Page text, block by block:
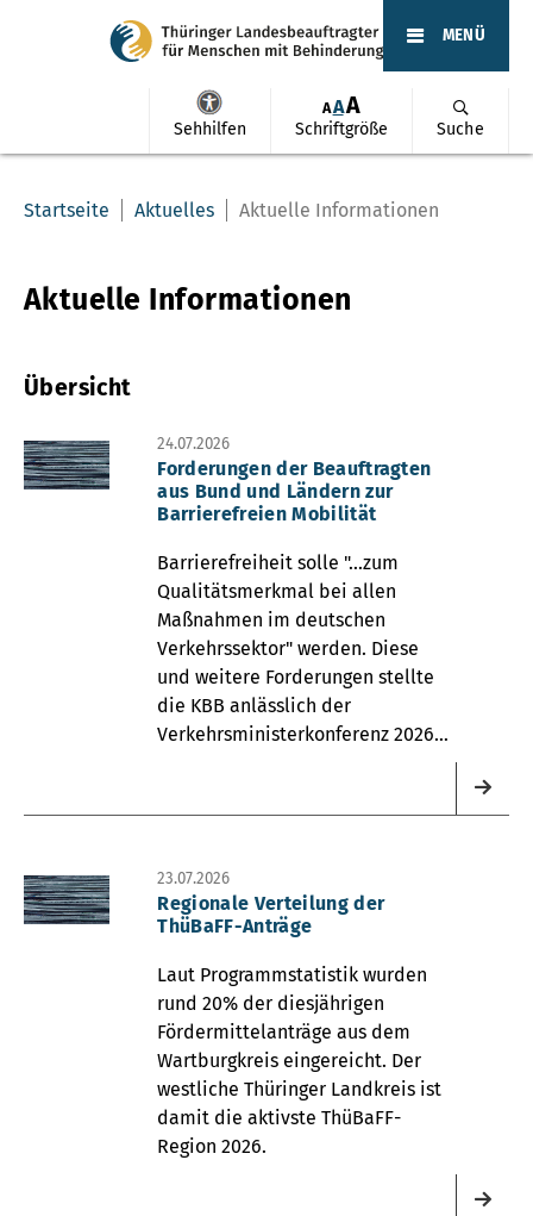
Sehhilfen
AAA
Schriftgröße Suche
MENÜ
Startseite Aktuelles Aktuelle Informationen
Aktuelle Informationen
Übersicht
24.07.2026
Forderungen der Beauftragten
aus Bund und Ländern zur
Barrierefreien Mobilität
Barrierefreiheit solle "...zum
Qualitätsmerkmal bei allen
Maßnahmen im deutschen
Verkehrssektor" werden. Diese
und weitere Forderungen stellte
die KBB anlässlich der
Verkehrsministerkonferenz 2026
23.07.2026
Regionale Verteilung der
ThüBaFF-Anträge
Laut Programmstatistik wurden
rund 20% der diesjährigen
Fördermittelanträge aus dem
Wartburgkreis eingereicht. Der
westliche Thüringer Landkreis ist
damit die aktivste ThüBaFF-
Region 2026.